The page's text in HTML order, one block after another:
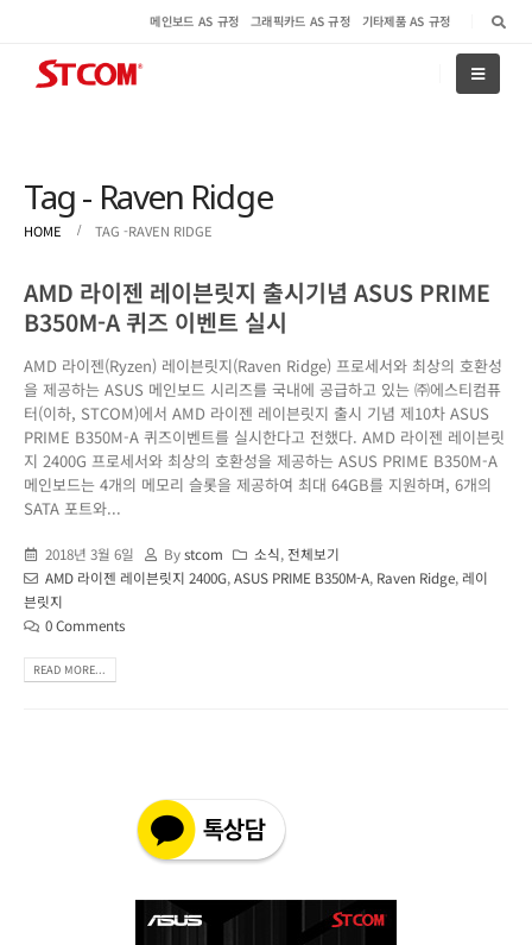
메인보드 AS 규정 그래픽카드 AS 규정 기타제품 AS 규정
Tag - Raven Ridge
HOME TAG -RAVEN RIDGE
AMD 라이젠 레이븐릿지 출시기념 ASUS PRIME
B350M-A 퀴즈 이벤트 실시
AMD 라이젠(Ryzen) 레이븐릿지(Raven Ridge) 프로세서와 최상의 호환성
을 제공하는 ASUS 메인보드 시리즈를 국내에 공급하고 있는 ㈜에스티컴퓨
터(이하, STCOM)에서 AMD 라이젠 레이븐릿지 출시 기념 제10차 ASUS
PRIME B350M-A 퀴즈이벤트를 실시한다고 전했다. AMD 라이젠 레이븐릿
지 2400G 프로세서와 최상의 호환성을 제공하는 ASUS PRIME B350M-A
메인보드는 4개의 메모리 슬롯을 제공하여 최대 64GB를 지원하며, 6개의
SATA 포트와...
2018년 3월 6일 Bystcom 소식, 전체보기
AMD 라이젠 레이븐릿지 2400G,ASUS PRIME B350M-A, Raven Ridge, 레이
븐릿지
0 Comments
READ MORE...